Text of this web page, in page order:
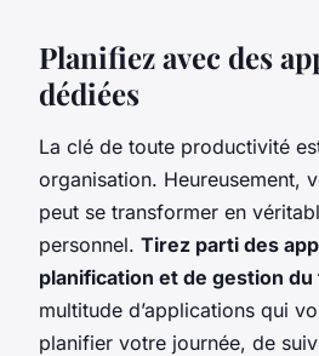
Planifiez avec des
dédiées
La clé de toute productivité
organisation. Heureusement,
peut se transformer en
personnel. Tirez parti des
planification et de gestion du
multitude d’applications qui
planifier votre journée, de